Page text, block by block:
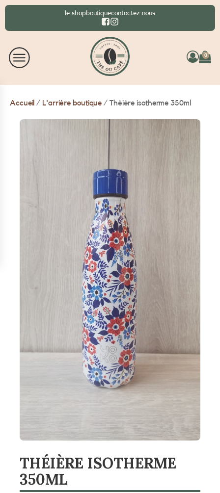
le shopboutiquecontactez-nous
0
Accueil / L'arrière boutique / Théière isotherme 350ml
THÉIÈRE ISOTHERME
350ML